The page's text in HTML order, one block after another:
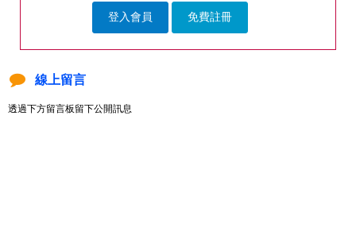
登入會員 免費註冊
線上留言
透過下方留言板留下公開訊息